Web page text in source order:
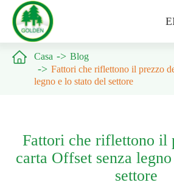
 Casa
Blog
Fattori che riflettono il prezzo
legno e lo stato del settore
Fattori che riflettono il
carta Offset senza
settore